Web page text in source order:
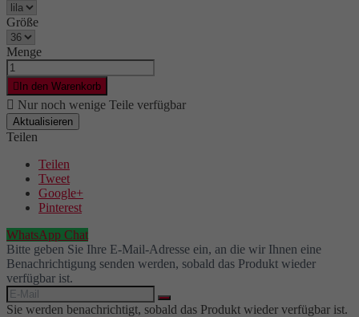
Größe
Menge
 In den Warenkorb
 Nur noch wenige Teile verfügbar
Teilen
Teilen
Tweet
Google+
Pinterest
WhatsApp Chat
Bitte geben Sie Ihre E-Mail-Adresse ein, an die wir Ihnen eine
Benachrichtigung senden werden, sobald das Produkt wieder
verfügbar ist.
Sie werden benachrichtigt, sobald das Produkt wieder verfügbar ist.